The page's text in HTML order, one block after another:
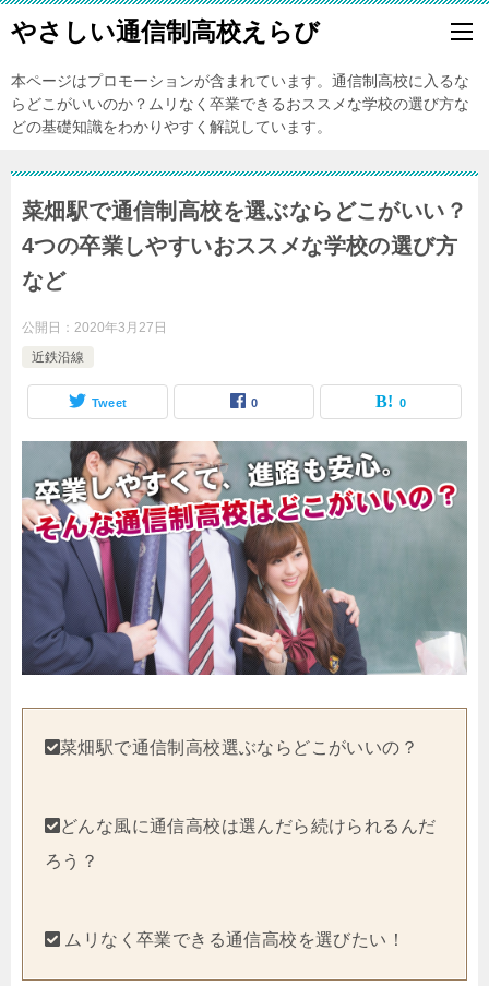
やさしい通信制高校えらび
本ページはプロモーションが含まれています。通信制高校に入るな
らどこがいいのか？ムリなく卒業できるおススメな学校の選び方な
どの基礎知識をわかりやすく解説しています。
菜畑駅で通信制高校を選ぶならどこがいい？
4つの卒業しやすいおススメな学校の選び方
など
公開日： 2020年3月27日
近鉄沿線
Tweet 0 0
菜畑駅で通信制高校選ぶならどこがいいの？
どんな風に通信高校は選んだら続けられるんだ
ろう？
ムリなく卒業できる通信高校を選びたい！